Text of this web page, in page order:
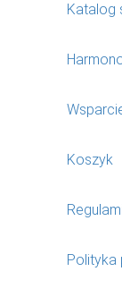
Katalog
Koszyk
Polityka